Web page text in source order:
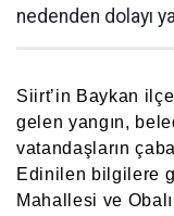
nedenden dolayı
Siirt’in Baykan
gelen yangın,
vatandaşların
Edinilen bilgilere
Mahallesi ve